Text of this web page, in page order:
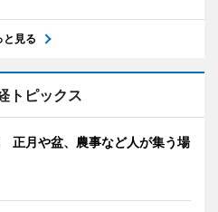
と見る
トピックス
正月や盆、農事など人が集う場